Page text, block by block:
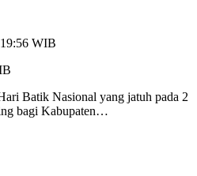
WIB
Batik Nasional yang jatuh pada 2
bagi Kabupaten…